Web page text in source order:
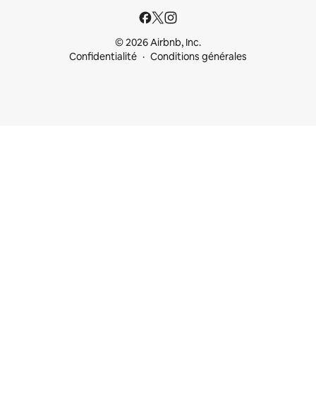
© 2026 Airbnb, Inc.
Confidentialité
Conditions générales